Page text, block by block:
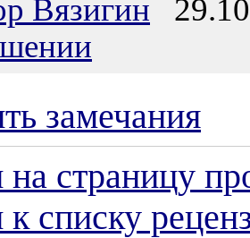
Вязигин
замечания
страницу
списку